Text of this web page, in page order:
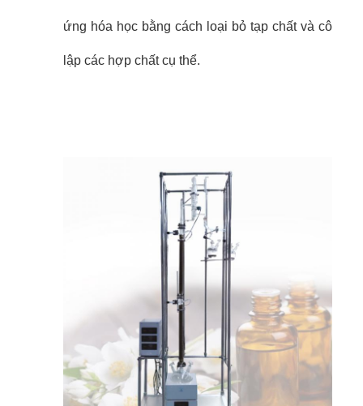
ứng hóa học bằng cách loại bỏ tạp chất và cô
lập các hợp chất cụ thể.